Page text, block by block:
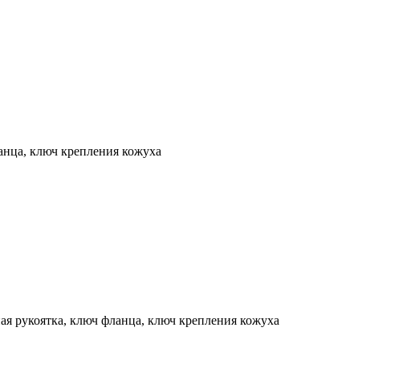
ключ крепления кожуха
рукоятка, ключ фланца, ключ крепления кожуха